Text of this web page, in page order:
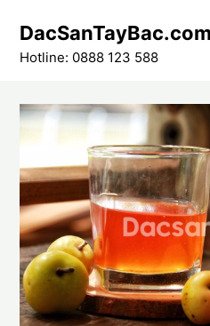
content
DacSanTayBac.com
Hotline: 0888 123 588